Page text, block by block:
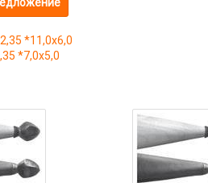
*11,0х6,0
*7,0х5,0